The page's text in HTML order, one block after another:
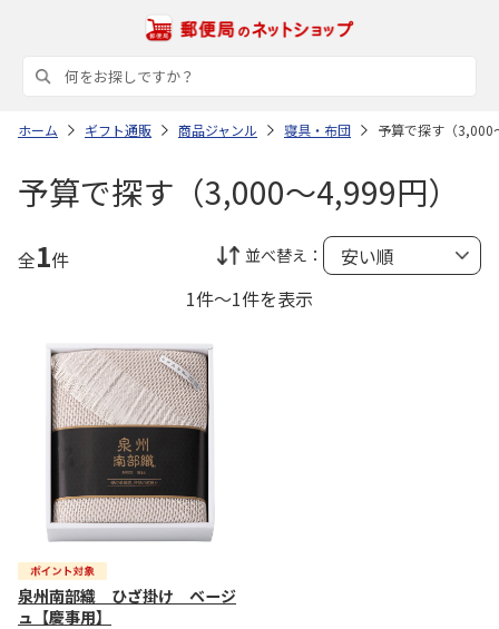
ホーム ギフト通販 商品ジャンル 寝具・布団 予算で探す（3,000
予算で探す（3,000～4,999円）
全1件 並べ替え：
1件～1件を表示
泉州南部織 ひざ掛け ベージ
ュ【慶事用】